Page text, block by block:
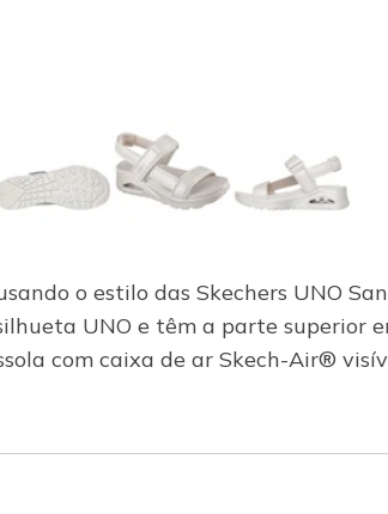
o estilo das Skechers UNO
UNO e têm a parte
com caixa de ar Skech-Air®